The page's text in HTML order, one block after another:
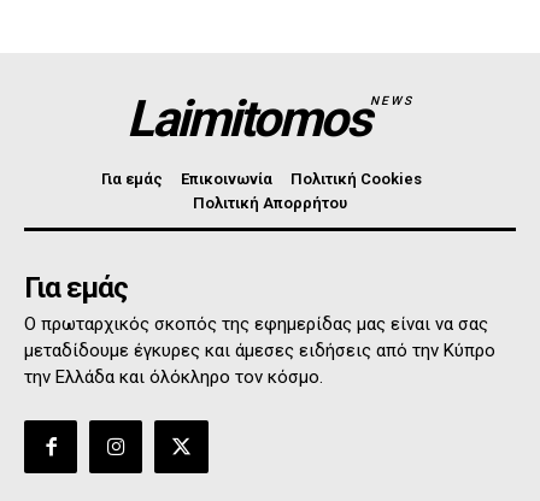
LaimitomosNEWS
Για εμάς Επικοινωνία
Πολιτική Cookies
Πολιτική Απορρήτου
Για εμάς
Ο πρωταρχικός σκοπός της εφημερίδας μας είναι να σας
μεταδίδουμε έγκυρες και άμεσες ειδήσεις από την Κύπρο
την Ελλάδα και όλόκληρο τον κόσμο.